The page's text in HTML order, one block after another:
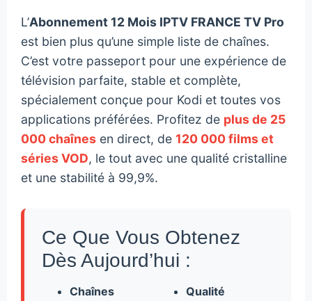
L’Abonnement 12 Mois IPTV FRANCE TV Pro
est bien plus qu’une simple liste de chaînes.
C’est votre passeport pour une expérience de
télévision parfaite, stable et complète,
spécialement conçue pour Kodi et toutes vos
applications préférées. Profitez de plus de 25
000 chaînes en direct, de 120 000 films et
séries VOD, le tout avec une qualité cristalline
et une stabilité à 99,9%.
Ce Que Vous Obtenez
Dès Aujourd’hui :
Chaînes
Qualité